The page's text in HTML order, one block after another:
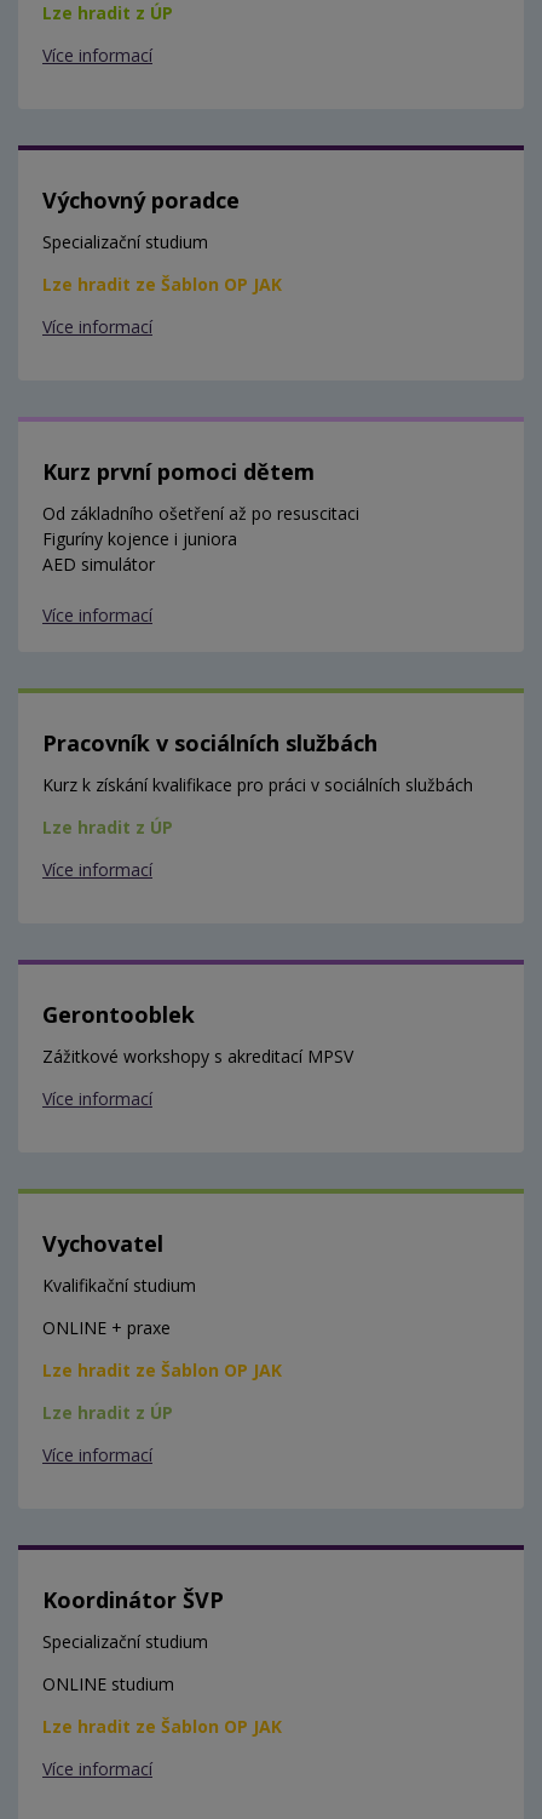
Lze hradit z ÚP
Více informací
Výchovný poradce
Specializační studium
Lze hradit ze Šablon OP JAK
Více informací
Kurz první pomoci dětem
Od základního ošetření až po resuscitaci
Figuríny kojence i juniora
AED simulátor
Více informací
Pracovník v sociálních službách
Kurz k získání kvalifikace pro práci v sociálních službách
Lze hradit z ÚP
Více informací
Gerontooblek
Zážitkové workshopy s akreditací MPSV
Více informací
Vychovatel
Kvalifikační studium
ONLINE + praxe
Lze hradit ze Šablon OP JAK
Lze hradit z ÚP
Více informací
Koordinátor ŠVP
Specializační studium
ONLINE studium
Lze hradit ze Šablon OP JAK
Více informací